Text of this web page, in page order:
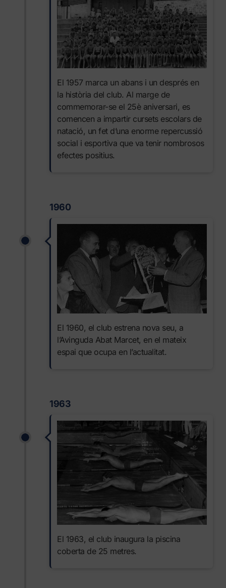
El 1957 marca un abans i un després en
la història del club. Al marge de
commemorar-se el 25è aniversari, es
comencen a impartir cursets escolars de
natació, un fet d’una enorme repercussió
social i esportiva que va tenir nombrosos
efectes positius.
1960
El 1960, el club estrena nova seu, a
l’Avinguda Abat Marcet, en el mateix
espai que ocupa en l’actualitat.
1963
El 1963, el club inaugura la piscina
coberta de 25 metres.